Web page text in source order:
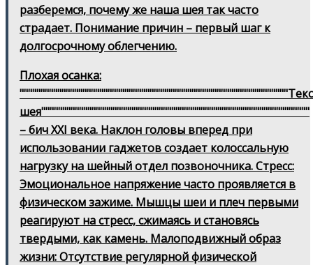
разберемся, почему же наша шея так часто
страдает. Понимание причин – первый шаг к
долгосрочному облегчению.
Плохая осанка:
шея""""""""""""""""""""""""""""""""""""""""""""""""""""""""""""""""
– бич XXI века. Наклон головы вперед при
использовании гаджетов создает колоссальную
нагрузку на шейный отдел позвоночника. Стресс:
Эмоциональное напряжение часто проявляется в
физическом зажиме. Мышцы шеи и плеч первыми
реагируют на стресс, сжимаясь и становясь
твердыми, как камень. Малоподвижный образ
жизни: Отсутствие регулярной физической